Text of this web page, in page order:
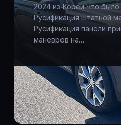
2024 из Кореи Что было
Русификация штатной
Русификация панели
маневров на…